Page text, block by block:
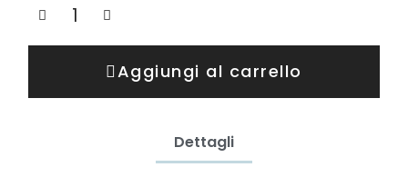
Aggiungi al carrello
Dettagli